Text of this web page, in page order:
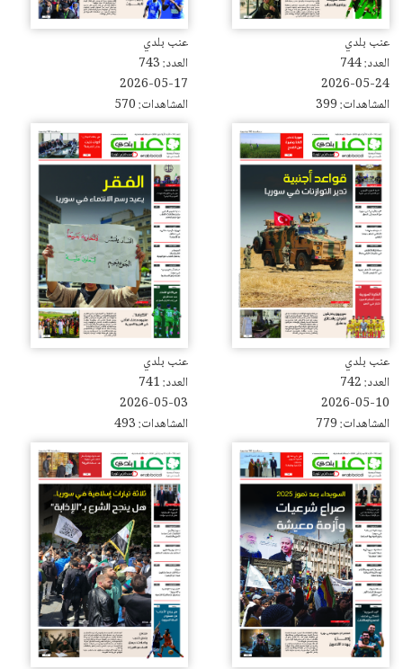
عنب بلدي
العدد: 744
2026-05-24
المشاهدات: 399
عنب بلدي
العدد: 743
2026-05-17
المشاهدات: 570
عنب بلدي
العدد: 742
2026-05-10
المشاهدات: 779
عنب بلدي
العدد: 741
2026-05-03
المشاهدات: 493